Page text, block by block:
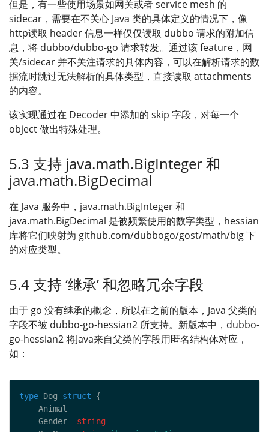
但是，有一些使用场景如网关或者 service mesh 的
sidecar，需要在不关心 Java 类的具体定义的情况下，像
http读取 header 信息一样仅仅读取 dubbo 请求的附加信
息，将 dubbo/dubbo-go 请求转发。通过该 feature，网
关/sidecar 并不关注请求的具体内容，可以在解析请求的数
据流时跳过无法解析的具体类型，直接读取 attachments
的内容。
该实现通过在 Decoder 中添加的 skip 字段，对每一个
object 做出特殊处理。
5.3 支持 java.math.BigInteger 和
java.math.BigDecimal
在 Java 服务中，java.math.BigInteger 和
java.math.BigDecimal 是被频繁使用的数字类型，hessian
库将它们映射为 github.com/dubbogo/gost/math/big 下
的对应类型。
5.4 支持 ‘继承’ 和忽略冗余字段
由于 go 没有继承的概念，所以在之前的版本，Java 父类的
字段不被 dubbo-go-hessian2 所支持。新版本中，dubbo-
go-hessian2 将Java来自父类的字段用匿名结构体对应，
如：
type Dog struct
    Gender
string